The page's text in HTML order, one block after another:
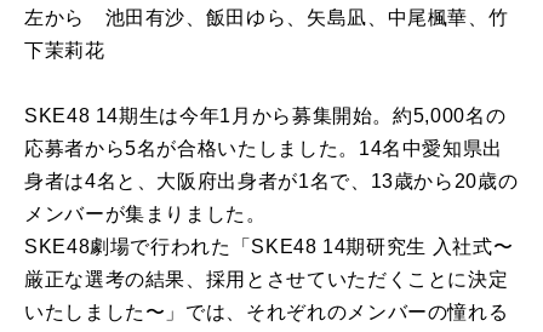
左から 池田有沙、飯田ゆら、矢島凪、中尾楓華、竹
下茉莉花
SKE48 14期生は今年1月から募集開始。約5,000名の
応募者から5名が合格いたしました。14名中愛知県出
身者は4名と、大阪府出身者が1名で、13歳から20歳の
メンバーが集まりました。
SKE48劇場で行われた「SKE48 14期研究生 入社式〜
厳正な選考の結果、採用とさせていただくことに決定
いたしました〜」では、それぞれのメンバーの憧れる